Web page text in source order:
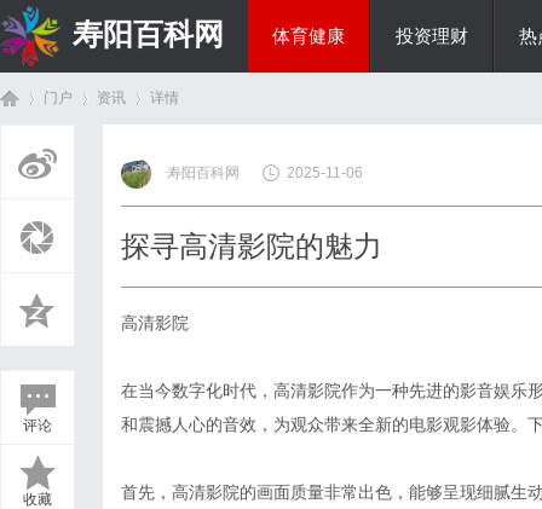
寿阳百科网 体育健康 投资理财 热
门户 资讯
›
详情
评论
收藏
寿阳百科网 2025-11-06
探寻高清影院的魅力
高清影院
在当今数字化时代，高清影院作为一种先进的影音娱乐
和震撼人心的音效，为观众带来全新的电影观影体验。
首先，高清影院的画面质量非常出色，能够呈现细腻生